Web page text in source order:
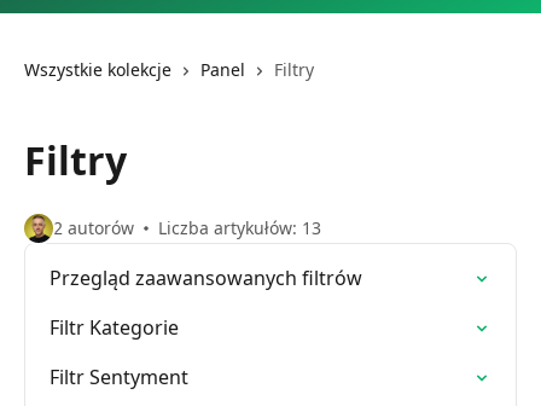
Wszystkie kolekcje Panel Filtry
Filtry
2 autorów Liczba artykułów: 13
Przegląd zaawansowanych filtrów
Filtr Kategorie
Filtr Sentyment